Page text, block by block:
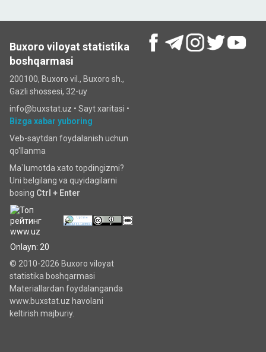
Buxoro viloyat statistika
boshqarmasi
200100, Buxoro vil., Buxoro sh.,
Gazli shossesi, 32-uy
info@buxstat.uz • Sayt xaritasi •
Bizga xabar yuboring
Veb-saytdan foydalanish uchun
qo'llanma
Ma`lumotda xato topdingizmi?
Uni belgilang va quyidagilarni
bosing Ctrl + Enter
Onlayn: 20
© 2010-2026 Buxoro viloyat
statistika boshqarmasi
Materiallardan foydalanganda
www.buxstat.uz havolani
keltirish majburiy.